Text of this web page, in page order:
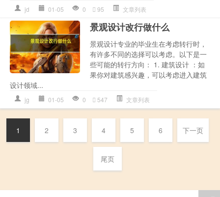
jd 01-05 0 95 文章列表
景观设计改行做什么
景观设计专业的毕业生在考虑转行时，
有许多不同的选择可以考虑。以下是一
些可能的转行方向： 1. 建筑设计 ：如
果你对建筑感兴趣，可以考虑进入建筑
设计领域...
jg 01-05 0 547 文章列表
1 2 3 4 5 6 下一页
尾页